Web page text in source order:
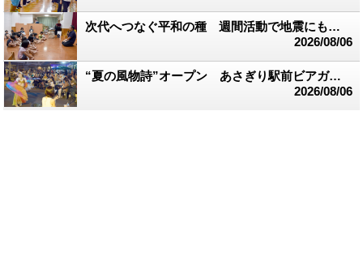
次代へつなぐ平和の種 週間活動で地震にも言及 渡保育園
2026/08/06
“夏の風物詩”オープン あさぎり駅前ビアガーデン
2026/08/06